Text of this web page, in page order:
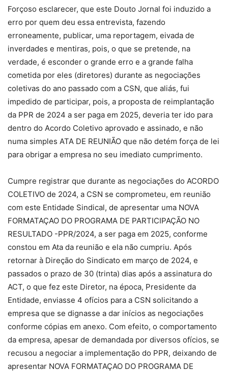
Forçoso esclarecer, que este Douto Jornal foi induzido a
erro por quem deu essa entrevista, fazendo
erroneamente, publicar, uma reportagem, eivada de
inverdades e mentiras, pois, o que se pretende, na
verdade, é esconder o grande erro e a grande falha
cometida por eles (diretores) durante as negociações
coletivas do ano passado com a CSN, que aliás, fui
impedido de participar, pois, a proposta de reimplantação
da PPR de 2024 a ser paga em 2025, deveria ter ido para
dentro do Acordo Coletivo aprovado e assinado, e não
numa simples ATA DE REUNIÃO que não detém força de lei
para obrigar a empresa no seu imediato cumprimento.
Cumpre registrar que durante as negociações do ACORDO
COLETIVO de 2024, a CSN se comprometeu, em reunião
com este Entidade Sindical, de apresentar uma NOVA
FORMATAÇAO DO PROGRAMA DE PARTICIPAÇÃO NO
RESULTADO -PPR/2024, a ser paga em 2025, conforme
constou em Ata da reunião e ela não cumpriu. Após
retornar à Direção do Sindicato em março de 2024, e
passados o prazo de 30 (trinta) dias após a assinatura do
ACT, o que fez este Diretor, na época, Presidente da
Entidade, enviasse 4 ofícios para a CSN solicitando a
empresa que se dignasse a dar inícios as negociações
conforme cópias em anexo. Com efeito, o comportamento
da empresa, apesar de demandada por diversos ofícios, se
recusou a negociar a implementação do PPR, deixando de
apresentar NOVA FORMATAÇAO DO PROGRAMA DE